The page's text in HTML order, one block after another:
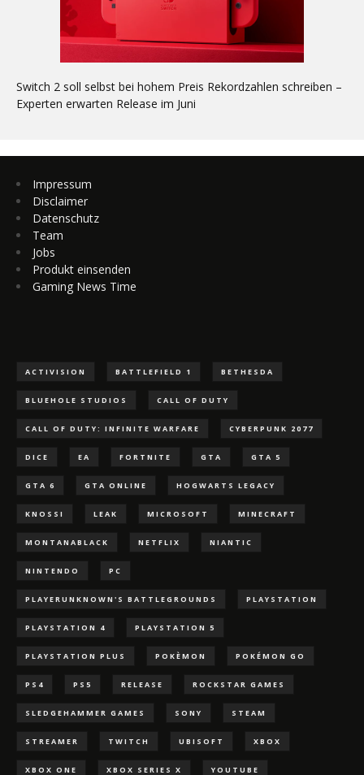
Switch 2 soll selbst bei hohem Preis Rekordzahlen schreiben –
Experten erwarten Release im Juni
Impressum
Disclaimer
Datenschutz
Team
Jobs
Produkt einsenden
Gaming News Time
ACTIVISION BATTLEFIELD 1 BETHESDA
BLUEHOLE STUDIOS CALL OF DUTY
CALL OF DUTY: INFINITE WARFARE CYBERPUNK 2077
DICE EA FORTNITE GTA GTA 5
GTA 6 GTA ONLINE HOGWARTS LEGACY
KNOSSI LEAK MICROSOFT MINECRAFT
MONTANABLACK NETFLIX NIANTIC
NINTENDO PC
PLAYERUNKNOWN'S BATTLEGROUNDS PLAYSTATION
PLAYSTATION 4 PLAYSTATION 5
PLAYSTATION PLUS POKÈMON POKÉMON GO
PS4 PS5 RELEASE ROCKSTAR GAMES
SLEDGEHAMMER GAMES SONY STEAM
STREAMER TWITCH UBISOFT XBOX
XBOX ONE XBOX SERIES X YOUTUBE